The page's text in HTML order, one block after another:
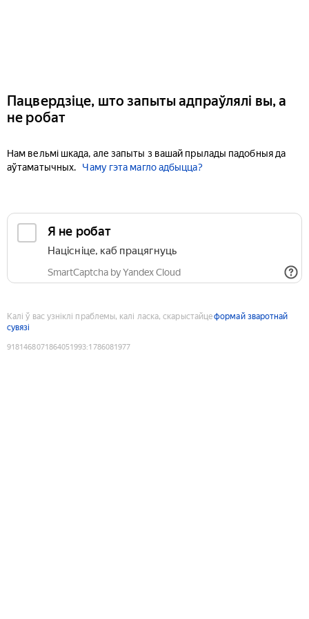
Пацвердзіце, што запыты адпраўлялі вы, а
не робат
Нам вельмі шкада, але запыты з вашай прылады падобныя да
аўтаматычных.
Чаму гэта магло адбыцца?
Я не робат
Націсніце, каб працягнуць
SmartCaptcha by Yandex Cloud
Калі ў вас узніклі праблемы, калі ласка, скарыстайцеформай зваротнай
сувязі
9181468071864051993:1786081977